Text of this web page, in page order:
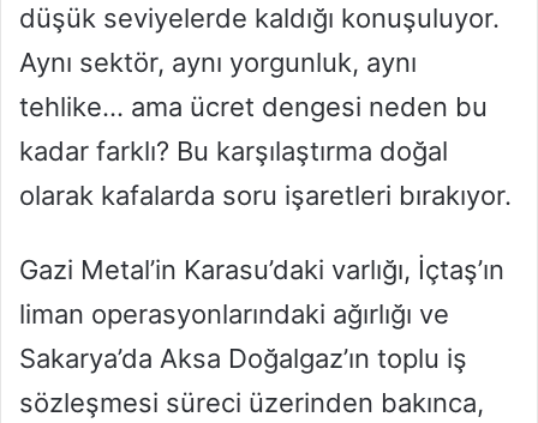
düşük seviyelerde kaldığı konuşuluyor.
Aynı sektör, aynı yorgunluk, aynı
tehlike… ama ücret dengesi neden bu
kadar farklı? Bu karşılaştırma doğal
olarak kafalarda soru işaretleri bırakıyor.
Gazi Metal’in Karasu’daki varlığı, İçtaş’ın
liman operasyonlarındaki ağırlığı ve
Sakarya’da Aksa Doğalgaz’ın toplu iş
sözleşmesi süreci üzerinden bakınca,